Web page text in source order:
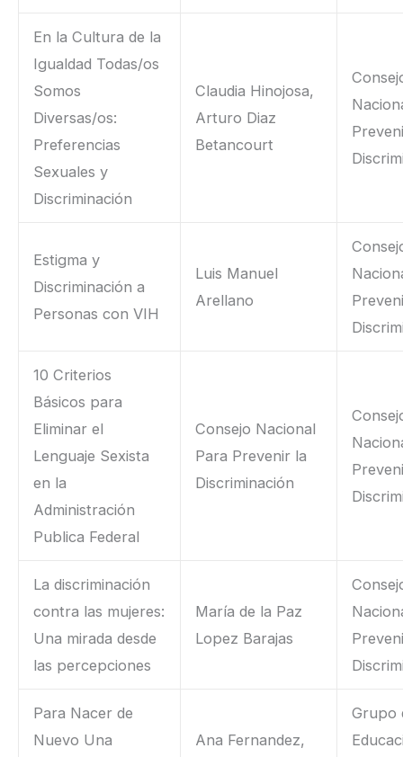
En la Cultura de la
Igualdad Todas/os
Somos
Diversas/os:
Preferencias
Sexuales y
Discriminación
Claudia Hinojosa,
Arturo Diaz
Betancourt
Estigma y
Discriminación a
Personas con VIH
Luis Manuel
Arellano
10 Criterios
Básicos para
Eliminar el
Lenguaje Sexista
en la
Administración
Publica Federal
Consejo Nacional
Para Prevenir la
Discriminación
La discriminación
contra las mujeres:
Una mirada desde
las percepciones
María de la Paz
Lopez Barajas
Para Nacer de
Nuevo Una
Ana Fernandez,
Grupo